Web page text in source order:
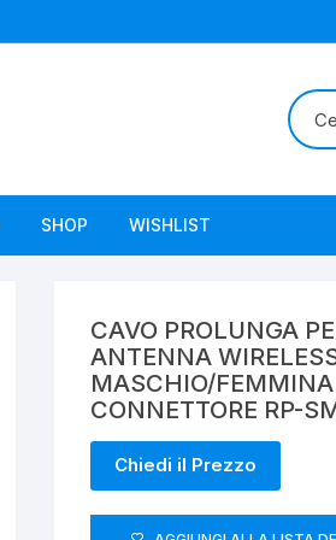
SHOP WISHLIST
CAVO PROLUNGA
ANTENNA
MASCHIO/FEMMINA
CONNETTORE RP-
Chiedi il Prezzo